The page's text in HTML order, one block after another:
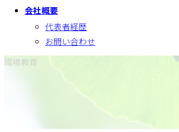
会社概要
代表者経歴
お問い合わせ
環境教育